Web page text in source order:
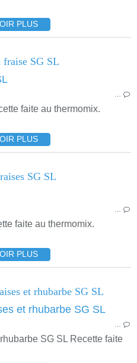
PLUS
fraise SG SL
faite au thermomix.
PLUS
SG SL
faite au thermomix.
PLUS
et rhubarbe SG SL
SG SL Recette faite